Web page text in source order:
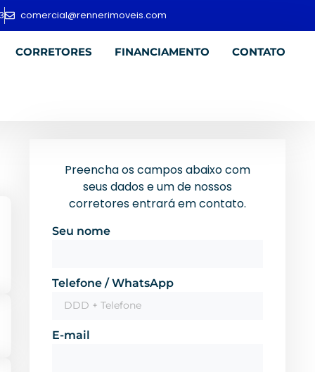
comercial@rennerimoveis.com
CORRETORES FINANCIAMENTO CONTATO
Preencha os campos abaixo com
seus dados e um de nossos
corretores entrará em contato.
Seu nome
Telefone / WhatsApp
E-mail